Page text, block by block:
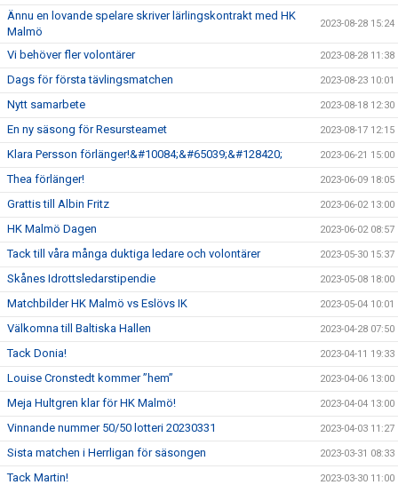
Ännu en lovande spelare skriver lärlingskontrakt med HK
Malmö
2023-08-28 15:24
Vi behöver fler volontärer 2023-08-28 11:38
Dags för första tävlingsmatchen 2023-08-23 10:01
Nytt samarbete 2023-08-18 12:30
En ny säsong för Resursteamet 2023-08-17 12:15
Klara Persson förlänger!&#10084;&#65039;&#128420; 2023-06-21 15:00
Thea förlänger! 2023-06-09 18:05
Grattis till Albin Fritz 2023-06-02 13:00
HK Malmö Dagen 2023-06-02 08:57
Tack till våra många duktiga ledare och volontärer 2023-05-30 15:37
Skånes Idrottsledarstipendie 2023-05-08 18:00
Matchbilder HK Malmö vs Eslövs IK 2023-05-04 10:01
Välkomna till Baltiska Hallen 2023-04-28 07:50
Tack Donia! 2023-04-11 19:33
Louise Cronstedt kommer ”hem” 2023-04-06 13:00
Meja Hultgren klar för HK Malmö! 2023-04-04 13:00
Vinnande nummer 50/50 lotteri 20230331 2023-04-03 11:27
Sista matchen i Herrligan för säsongen 2023-03-31 08:33
Tack Martin! 2023-03-30 11:00